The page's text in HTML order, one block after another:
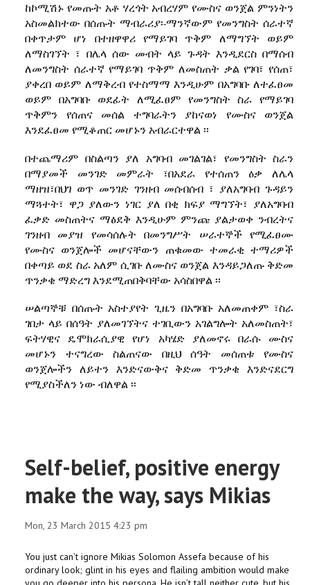
ከኮሚሽኑ የመጡት አቶ ሃረጎት አብረሃም የሙስና ወንጀል ምንነትን
አስመልክተው በሰጡት ማብራሪያ፡-ማንኛውም የመንግስት ሰራተኛ
በቀጥታም ሆነ በተዘዋዋሪ የማይገባ ጥቅም ለማግኘት ወይም
ለማስገኘት ፣ በሌላ ሰው መብት ላይ ጉዳት እንዲደርስ በማሰብ
ለመንግስት ሰራተኛ የማይገባ ጥቅም ለመስጠት ቃል የገባ፣ የሰጠ፣
ያቀረበ ወይም ለማቅረብ የተስማማ እንዲሁም በአግባቡ ለተፈፀመ
ወይም በአግባቡ ወደፊት ለሚፈፀም የመንግስት ስራ የማይገባ
ጥቅምን የሰጠና መሰል ተግባራትን ያከናወነ የሙስና ወንጀል
እንደፈፀመ የሚቆጠር መሆኑን አብራርተዋል ፡፡
በተጨማሪም በስልጣን ያለ አግባብ መገልገል፣ የመንግስት ስራን
በማያመች መንገድ መምራት ፣በአደራ የተሰጠን ዕቃ ለሌላ
ማዘዝ፣በህገ ወጥ መንገድ ገንዘብ መሰብሰብ ፣ ያለአግባብ ጉዳይን
ማጓተት፣ ዋጋ ያለውን ነገር ያለ በቂ ክፍያ ማግኘት፣ ያለአግባብ
ፈቃድ መስጠትና ማፅደቅ እንዲሁም ምንጩ ያልታወቀ ንብረትና
ገንዘብ መያዝ የመሳሰሉት በመንግሥት ሠራተኞች የሚፈፀሙ
የሙስና ወንጀሎች መሆናቸውን ጠቁመው ተመራቂ ተማሪዎች
በቀጣይ ወደ ስራ አለም ሲገቡ ለሙስና ወንጀል እንዳይጋለጡ ቅድመ
ጥንቃቄ ማድረግ እንደሚጠበቅባቸው አሳስበዋል ፡፡
ሠልጣኞቹ በሰጡት አስተያየት ጊዜን በአግባቡ አለመጠቀም ፣ስራ
ገበታ ላይ በሰዓት ያለመገኘትና ተገቢውን አገልግሎት አለመስጠት፣
ፍትሃዊና ዴሞክራሲያዊ የሆነ አካሄድ ያለመኖሩ በራሱ ሙስና
መሆኑን ተናግረው ስልጠናው በዚህ ሰዓት መሰጠቱ የሙስና
ወንጀሎችን ለይተን እንድናውቅና ቅድመ ጥንቃቄ እንድናደርግ
የሚያስችለን ነው ብለዋል ፡፡
Self-belief, positive energy
make the way, says Mikias
Mon, 23 March 2015 4:23 pm
You just can’t ignore Mikias Solomon Assefa because of his
ordinary look; glint in his eyes and flailing ambition would make